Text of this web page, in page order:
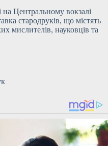
на Центральному вокзалі
стародруків, що містять
мислителів, науковців та